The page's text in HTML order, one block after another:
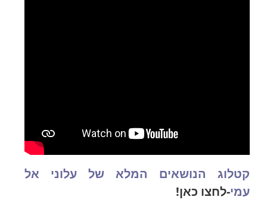
קטלוג הנושאים המלא של עלוני אל
עמי-לחצו כאן!